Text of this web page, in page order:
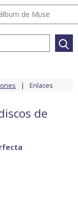
de Muse
Enlaces
de